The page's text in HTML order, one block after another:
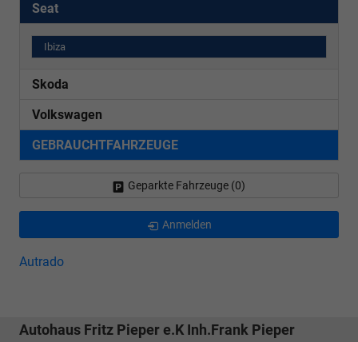
Seat
Ibiza
Skoda
Volkswagen
GEBRAUCHTFAHRZEUGE
Geparkte Fahrzeuge (0)
Anmelden
Autrado
Autohaus Fritz Pieper e.K Inh.Frank Pieper